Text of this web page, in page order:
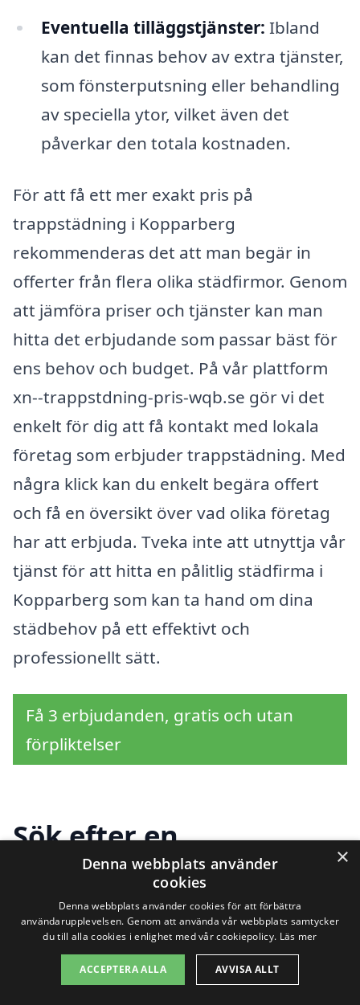
Eventuella tilläggstjänster: Ibland
kan det finnas behov av extra tjänster,
som fönsterputsning eller behandling
av speciella ytor, vilket även det
påverkar den totala kostnaden.
För att få ett mer exakt pris på
trappstädning i Kopparberg
rekommenderas det att man begär in
offerter från flera olika städfirmor. Genom
att jämföra priser och tjänster kan man
hitta det erbjudande som passar bäst för
ens behov och budget. På vår plattform
xn--trappstdning-pris-wqb.se gör vi det
enkelt för dig att få kontakt med lokala
företag som erbjuder trappstädning. Med
några klick kan du enkelt begära offert
och få en översikt över vad olika företag
har att erbjuda. Tveka inte att utnyttja vår
tjänst för att hitta en pålitlig städfirma i
Kopparberg som kan ta hand om dina
städbehov på ett effektivt och
professionellt sätt.
Få 3 erbjudanden, gratis och utan
förpliktelser
Sök efter en
professionell för
trappstädning i andra
städer nära Kopparberg
×
Denna webbplats använder
cookies
Denna webbplats använder cookies för att förbättra
användarupplevelsen. Genom att använda vår webbplats samtycker
du till alla cookies i enlighet med vår cookiepolicy. Läs mer
ACCEPTERA ALLA AVVISA ALLT